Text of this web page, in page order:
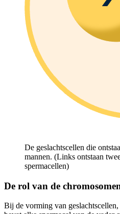
De geslachtscellen die
mannen. (Links ontstaan
spermacellen)
De rol van de
Bij de vorming van geslachtscellen,